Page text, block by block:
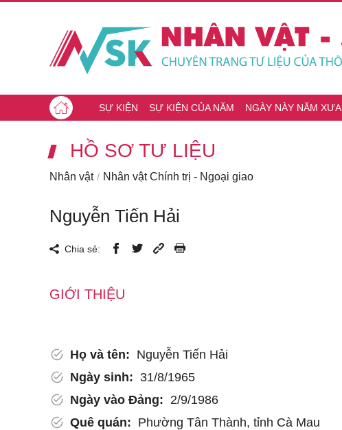
SỰ KIỆN SỰ KIỆN CỦA NĂM NGÀY NÀY NĂM XƯA
HỒ SƠ TƯ LIỆU
Nhân vật Nhân vật Chính trị - Ngoại giao
Nguyễn Tiến Hải
Chia sẻ:
GIỚI THIỆU
Họ và tên: Nguyễn Tiến Hải
Ngày sinh: 31/8/1965
Ngày vào Đảng: 2/9/1986
Quê quán: Phường Tân Thành, tỉnh Cà Mau